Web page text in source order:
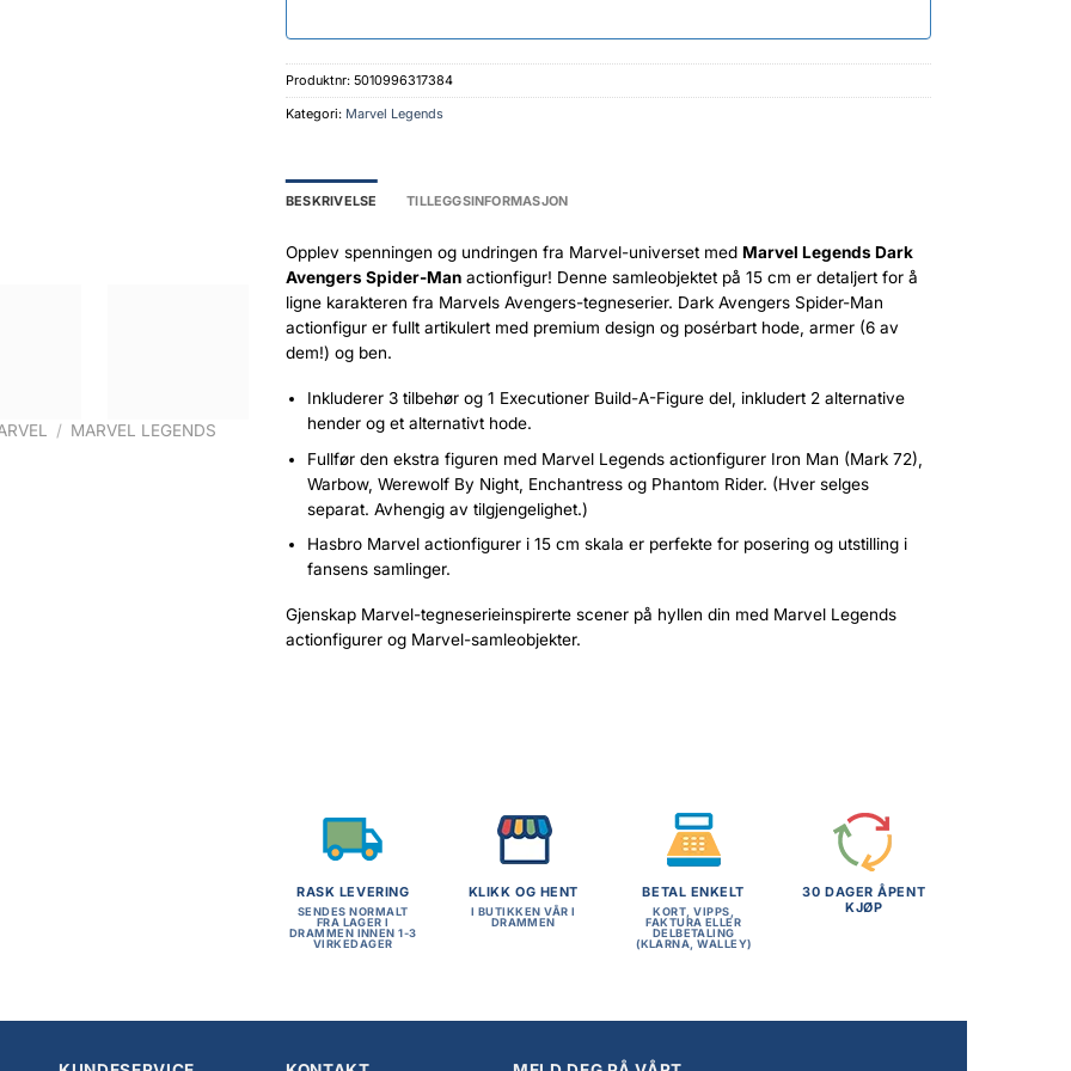
/ MARVEL LEGENDS
Produktnr: 5010996317384
Kategori: Marvel Legends
BESKRIVELSE TILLEGGSINFORMASJON
Opplev spenningen og undringen fra Marvel-universet med Marvel Legends Dark
Avengers Spider-Man actionfigur! Denne samleobjektet på 15 cm er detaljert for å
ligne karakteren fra Marvels Avengers-tegneserier. Dark Avengers Spider-Man
actionfigur er fullt artikulert med premium design og posérbart hode, armer (6 av
dem!) og ben.
Inkluderer 3 tilbehør og 1 Executioner Build-A-Figure del, inkludert 2 alternative
hender og et alternativt hode.
Fullfør den ekstra figuren med Marvel Legends actionfigurer Iron Man (Mark 72),
Warbow, Werewolf By Night, Enchantress og Phantom Rider. (Hver selges
separat. Avhengig av tilgjengelighet.)
Hasbro Marvel actionfigurer i 15 cm skala er perfekte for posering og utstilling i
fansens samlinger.
Gjenskap Marvel-tegneserieinspirerte scener på hyllen din med Marvel Legends
actionfigurer og Marvel-samleobjekter.
RASK LEVERING
SENDES NORMALT
FRA LAGER I
DRAMMEN INNEN 1-3
VIRKEDAGER
KLIKK OG HENT
I BUTIKKEN VÅR I
DRAMMEN
BETAL ENKELT
KORT, VIPPS,
FAKTURA ELLER
DELBETALING
(KLARNA, WALLEY)
30 DAGER ÅPENT
KJØP